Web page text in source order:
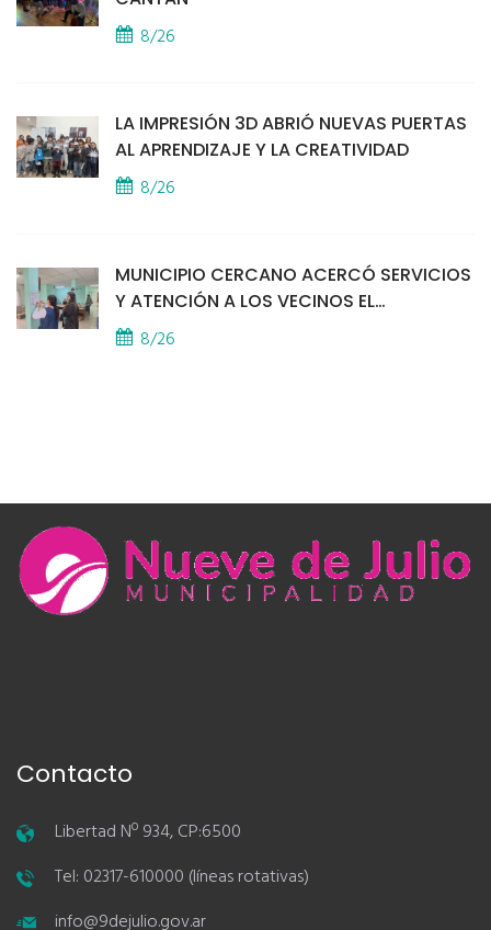
8/26
LA IMPRESIÓN 3D ABRIÓ NUEVAS PUERTAS
AL APRENDIZAJE Y LA CREATIVIDAD
8/26
MUNICIPIO CERCANO ACERCÓ SERVICIOS
Y ATENCIÓN A LOS VECINOS EL
PROVINCIAL
8/26
Contacto
Libertad Nº 934, CP:6500
Tel: 02317-610000 (líneas rotativas)
info@9dejulio.gov.ar